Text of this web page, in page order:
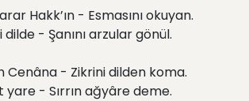
Hakk’ın - Esmasını okuyan.
- Şanını arzular gönül.
Cenâna - Zikrini dilden koma.
yare - Sırrın ağyâre deme.